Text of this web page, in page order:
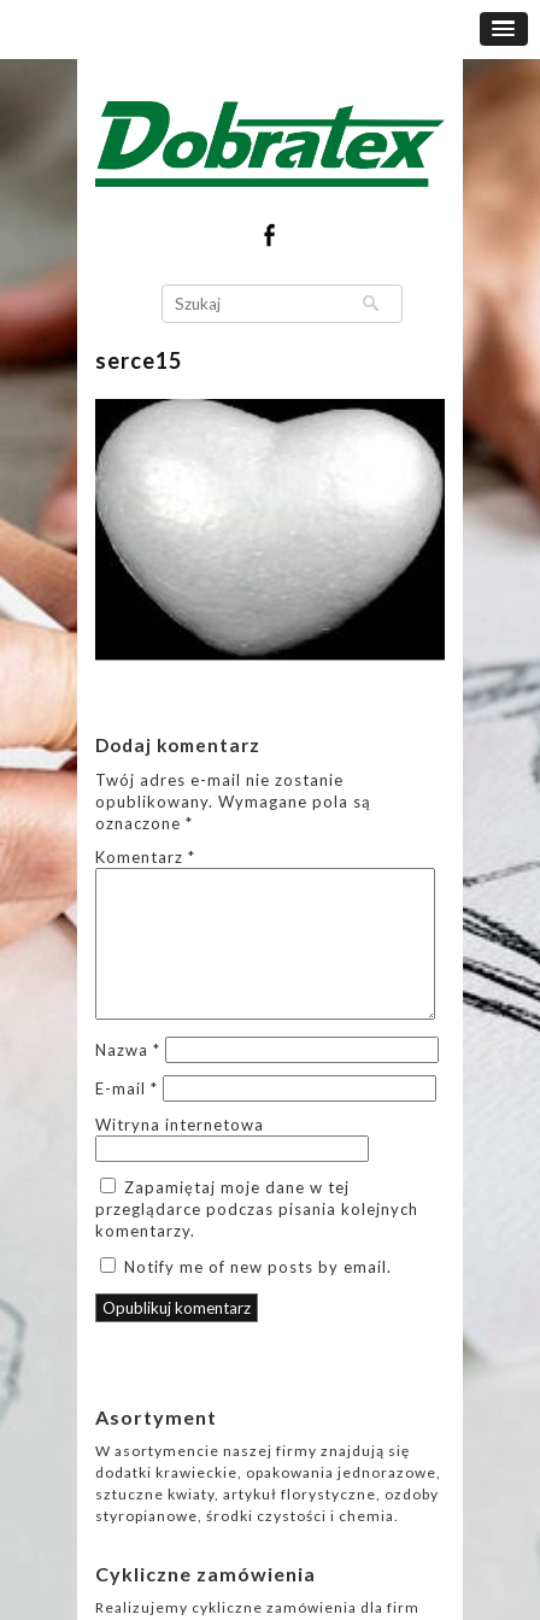
serce15
Dodaj komentarz
Twój adres e-mail nie zostanie
opublikowany. Wymagane pola są
oznaczone *
Komentarz *
Nazwa *
E-mail *
Witryna internetowa
Zapamiętaj moje dane w tej
przeglądarce podczas pisania kolejnych
komentarzy.
Notify me of new posts by email.
Asortyment
W asortymencie naszej firmy znajdują się
dodatki krawieckie, opakowania jednorazowe,
sztuczne kwiaty, artykuł florystyczne, ozdoby
styropianowe, środki czystości i chemia.
Cykliczne zamówienia
Realizujemy cykliczne zamówienia dla firm